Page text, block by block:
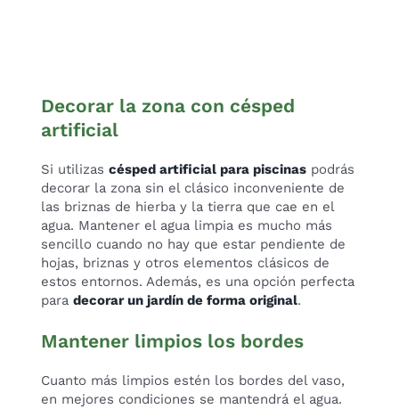
Decorar la zona con césped
artificial
Si utilizas césped artificial para piscinaspodrás
decorar la zona sin el clásico inconveniente de
las briznas de hierba y la tierra que cae en el
agua. Mantener el agua limpia es mucho más
sencillo cuando no hay que estar pendiente de
hojas, briznas y otros elementos clásicos de
estos entornos. Además, es una opción perfecta
para decorar un jardín de forma original.
Mantener limpios los bordes
Cuanto más limpios estén los bordes del vaso,
en mejores condiciones se mantendrá el agua.